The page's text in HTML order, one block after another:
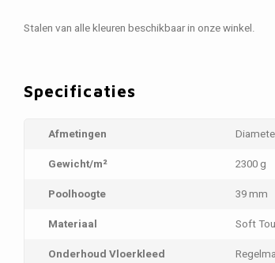
Stalen van alle kleuren beschikbaar in onze winkel.
Specificaties
Afmetingen
Gewicht/m²
2300 g
Poolhoogte
39 mm
Materiaal
Soft
Onderhoud Vloerkleed